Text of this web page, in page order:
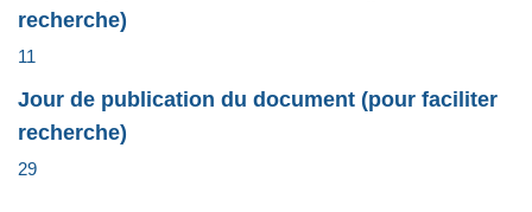
recherche)
11
Jour de publication du document (pour faciliter
recherche)
29